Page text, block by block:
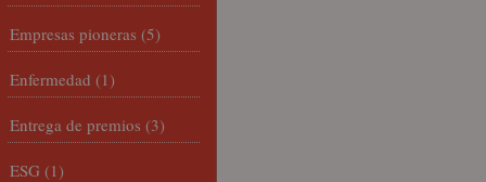
Empresas pioneras (5)
Enfermedad (1)
Entrega de premios (3)
ESG (1)